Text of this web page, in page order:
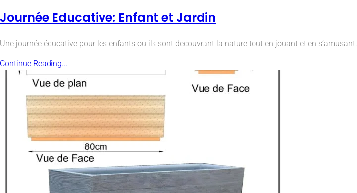
Journée Educative: Enfant et Jardin
Une journée éducative pour les enfants ou ils sont decouvrant la nature tout en jouant et en s’amusant.
Continue Reading...